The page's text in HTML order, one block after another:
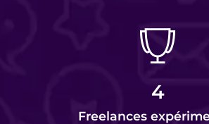
4
Freelances